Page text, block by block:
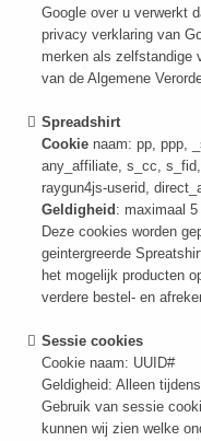
Google over u verwerkt
privacy verklaring van
merken als zelfstandige
van de Algemene
Spreadshirt
Cookie naam: pp, ppp,
any_affiliate, s_cc,
raygun4js-userid,
Geldigheid : maximaal 5
Deze cookies worden
geintergreerde
het mogelijk producten
verdere bestel- en
Sessie cookies
Cookie naam: UUID#
Geldigheid: Alleen
Gebruik van sessie
kunnen wij zien welke